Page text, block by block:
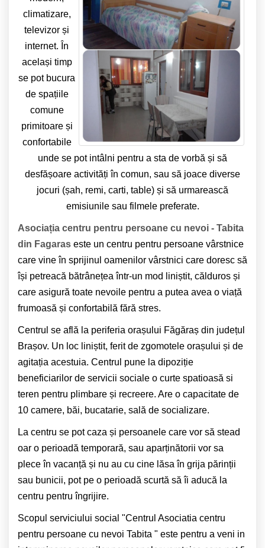
climatizare,
televizor și
internet. În
același timp
se pot bucura
de spațiile
comune
primitoare și
confortabile
unde se pot intâlni pentru a sta de vorbă și să
desfășoare activități în comun, sau să joace diverse
jocuri (șah, remi, carti, table) și să urmarească
emisiunile sau filmele preferate.
Asociația centru pentru persoane cu nevoi - Tabita
din Fagaras este un centru pentru persoane vârstnice
care vine în sprijinul oamenilor vârstnici care doresc să
își petreacă bătrânețea într-un mod liniștit, călduros și
care asigură toate nevoile pentru a putea avea o viață
frumoasă și confortabilă fără stres.
Centrul se află la periferia orașului Făgăraș din județul
Brașov. Un loc liniștit, ferit de zgomotele orașului și de
agitația acestuia. Centrul pune la dipoziție
beneficiarilor de servicii sociale o curte spatioasă si
teren pentru plimbare și recreere. Are o capacitate de
10 camere, băi, bucatarie, sală de socializare.
La centru se pot caza și persoanele care vor să stead
oar o perioadă temporară, sau aparținătorii vor sa
plece în vacanță și nu au cu cine lăsa în grija părinții
sau bunicii, pot pe o perioadă scurtă să îi aducă la
centru pentru îngrijire.
Scopul serviciului social "Centrul Asociatia centru
pentru persoane cu nevoi Tabita " este pentru a veni in